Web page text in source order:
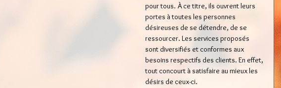
pour tous. À ce titre, ils ouvrent leurs
portes à toutes les personnes
désireuses de se détendre, de se
ressourcer. Les services proposés
sont diversifiés et conformes aux
besoins respectifs des clients. En effet,
tout concourt à satisfaire au mieux les
désirs de ceux-ci.